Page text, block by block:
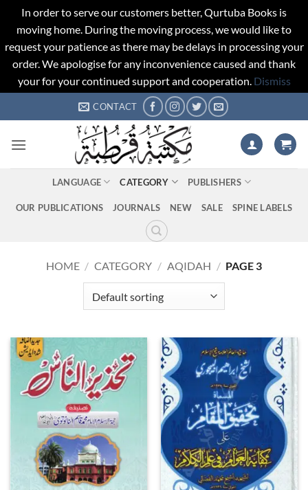
In order to serve our customers better, Qurtuba Books is
moving home. During the moving process, we would like to
request your patience as there may be delays in processing your
order. We apologise for any inconvenience caused and thank
your for your continued support and cooperation. Dismiss
to
CONTACT
LANGUAGE CATEGORY PUBLISHERS
OUR PUBLICATIONS JOURNALS NEW SALE SPINE LABELS
HOME / CATEGORY / AQIDAH / PAGE 3